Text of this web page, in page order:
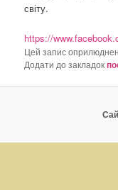
світу.
https://
Цей запис
Додати до закладок